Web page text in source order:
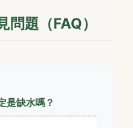
問題（FAQ）
是缺水嗎？